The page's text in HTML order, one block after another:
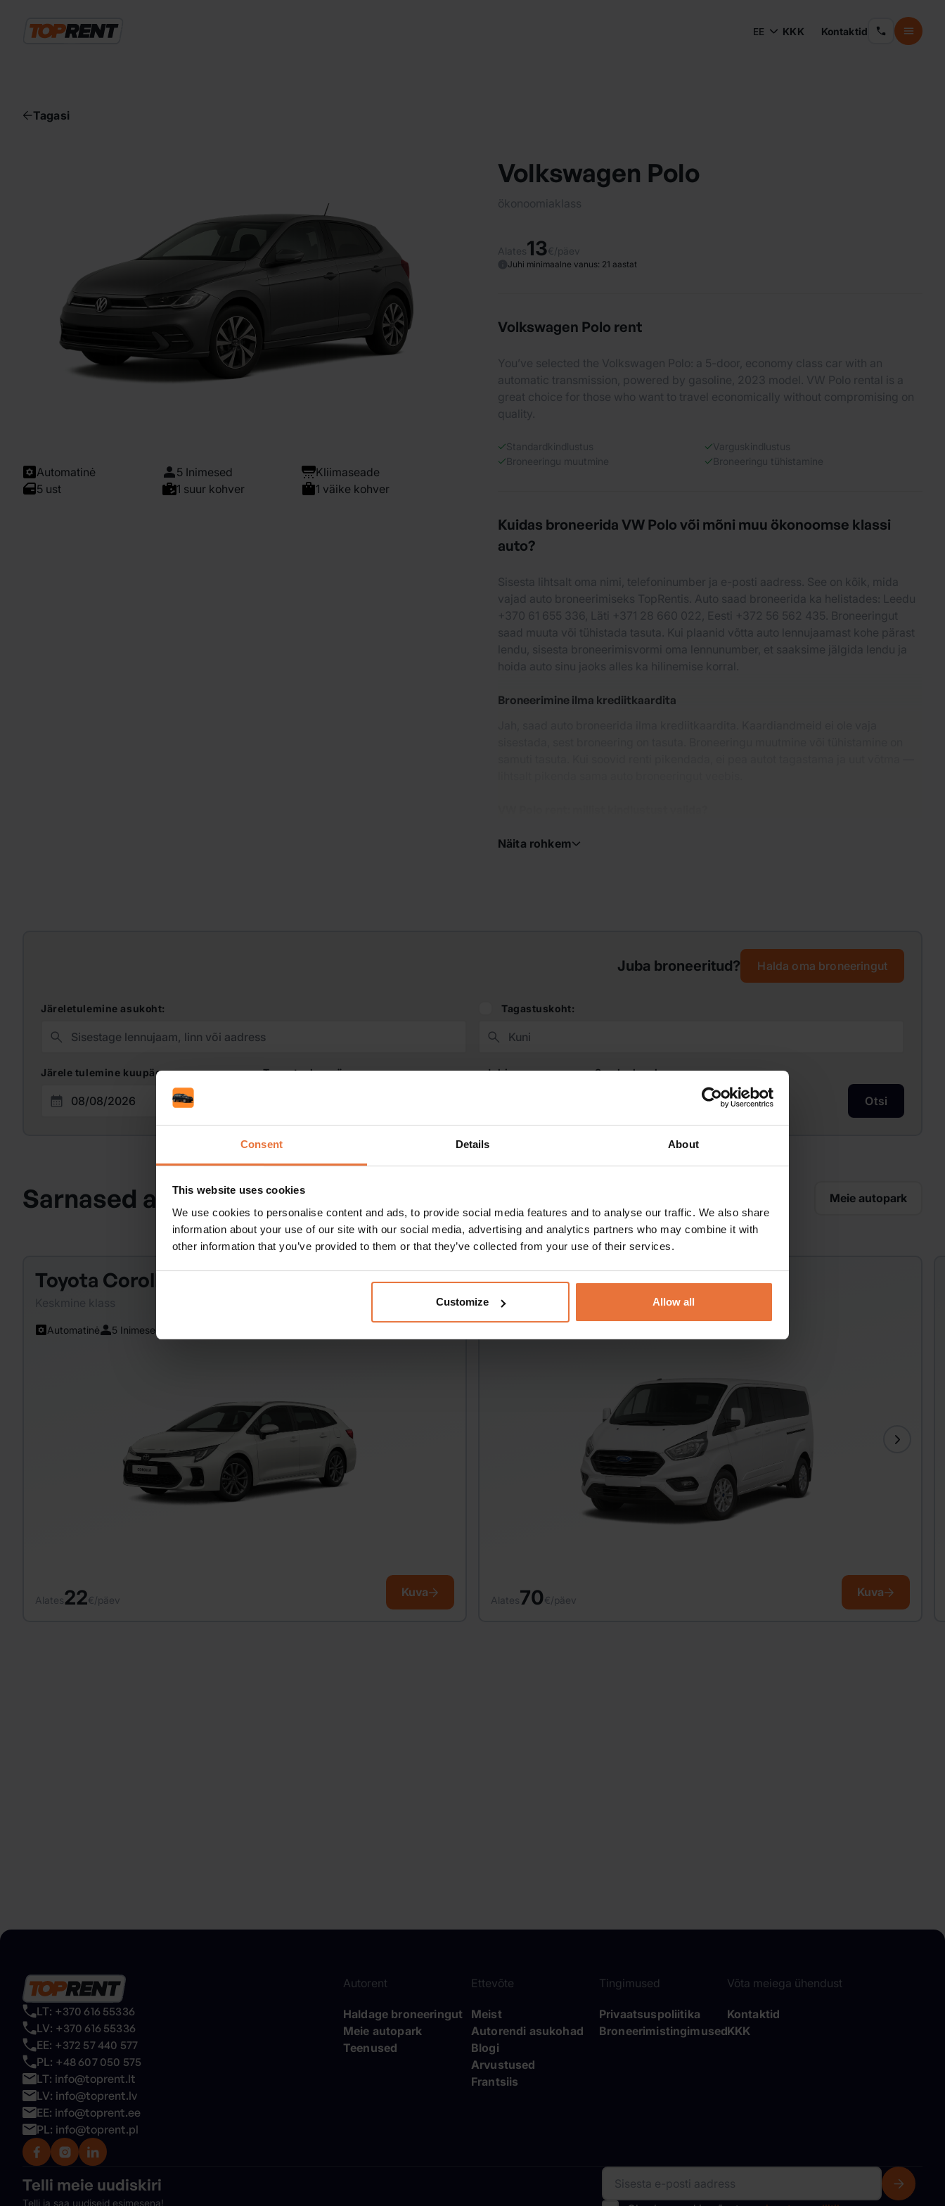
Consent Details About
This website uses cookies
We use cookies to personalise content and ads, to provide social media features and to analyse our traffic. We also share
information about your use of our site with our social media, advertising and analytics partners who may combine it with
other information that you’ve provided to them or that they’ve collected from your use of their services.
Customize Allow all
EE KKK Kontaktid
Tagasi
Automatinė 5 Inimesed
Kliimaseade
5 ust
1 suur kohver 1 väike kohver
Volkswagen Polo
ökonoomiaklass
Alates13€/päev
Juhi minimaalne vanus: 21 aastat
Volkswagen Polo rent
You’ve selected the Volkswagen Polo: a 5-door, economy class car with an
automatic transmission, powered by gasoline, 2023 model. VW Polo rental is a
great choice for those who want to travel economically without compromising on
quality.
Standardkindlustus
Varguskindlustus
Broneeringu muutmine
Broneeringu tühistamine
Kuidas broneerida VW Polo või mõni muu ökonoomse klassi
auto?
Sisesta lihtsalt oma nimi, telefoninumber ja e-posti aadress. See on kõik, mida
vajad auto broneerimiseks TopRentis. Auto saad broneerida ka helistades: Leedu
+370 61 655 336, Läti +371 28 660 022, Eesti +372 56 562 435. Broneeringut
saad muuta või tühistada tasuta. Kui plaanid võtta auto lennujaamast kohe pärast
lendu, sisesta broneerimisvormi oma lennunumber, et saaksime jälgida lendu ja
hoida auto sinu jaoks alles ka hilinemise korral.
Broneerimine ilma krediitkaardita
Näita rohkem
Juba broneeritud? Halda oma broneeringut
Järeletulemine asukoht: Tagastuskoht:
Järele tulemine kuupäev: Tagastuskuupäev: Juhi vanus: Sooduskood:
Otsi
Sarnased autod Meie autopark
Toyota Corolla Wagon
Automatinė 5 Inimesed
Alates22€/päev
Kuva
Ford Turneo Custom
VAN
Alates70€/päev
Kuva
LT: +370 616 55336
LV: +370 616 55336
EE: +372 57 440 577
PL: +48 607 050 575
LT: info@toprent.lt
LV: info@toprent.lv
EE: info@toprent.ee
PL: info@toprent.pl
Autorent
Haldage broneeringut
Meie autopark
Teenused
Ettevõte
Meist
Autorendi asukohad
Blogi
Arvustused
Frantsiis
Tingimused
Privaatsuspoliitika
Broneerimistingimused
Võta meiega ühendust
Kontaktid
KKK
Telli meie uudiskiri
Telli ja saa uudiseid esimesena!